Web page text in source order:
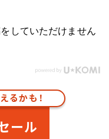
していただけません
るかも！
ール